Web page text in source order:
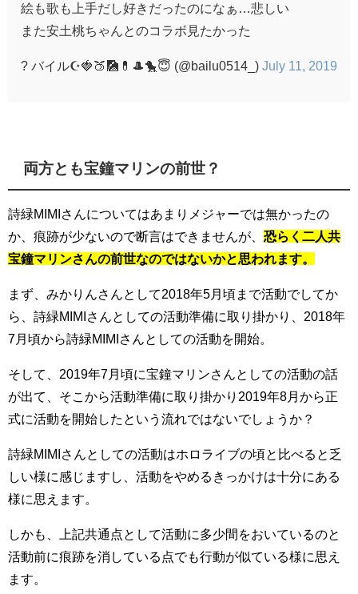
絵も歌も上手だし好きだったのになぁ…悲しい
また安土桃ちゃんとのコラボ見たかった
? バイル☪️🍓🍑🎑💊🎩🐤😇 (@bailu0514_) July 11, 2019
両方とも宝鐘マリンの前世？
詩緑MIMIさんについてはあまりメジャーでは無かったの
か、痕跡が少ないので断言はできませんが、 恐らく二人共
宝鐘マリンさんの前世なのではないかと思われます。
まず、みかりんさんとして2018年5月頃まで活動でしてか
ら、詩緑MIMIさんとしての活動準備に取り掛かり、2018年
7月頃から詩緑MIMIさんとしての活動を開始。
そして、2019年7月頃に宝鐘マリンさんとしての活動の話
が出て、そこから活動準備に取り掛かり2019年8月から正
式に活動を開始したという流れではないでしょうか？
詩緑MIMIさんとしての活動はホロライブの頃と比べると乏
しい様に感じますし、活動をやめるきっかけは十分にある
様に思えます。
しかも、上記共通点として活動に多少間をおいているのと
活動前に痕跡を消している点でも行動が似ている様に思え
ます。